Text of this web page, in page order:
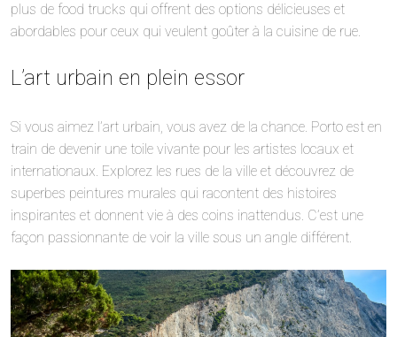
plus de food trucks qui offrent des options délicieuses et
abordables pour ceux qui veulent goûter à la cuisine de rue.
L’art urbain en plein essor
Si vous aimez l’art urbain, vous avez de la chance. Porto est en
train de devenir une toile vivante pour les artistes locaux et
internationaux. Explorez les rues de la ville et découvrez de
superbes peintures murales qui racontent des histoires
inspirantes et donnent vie à des coins inattendus. C’est une
façon passionnante de voir la ville sous un angle différent.